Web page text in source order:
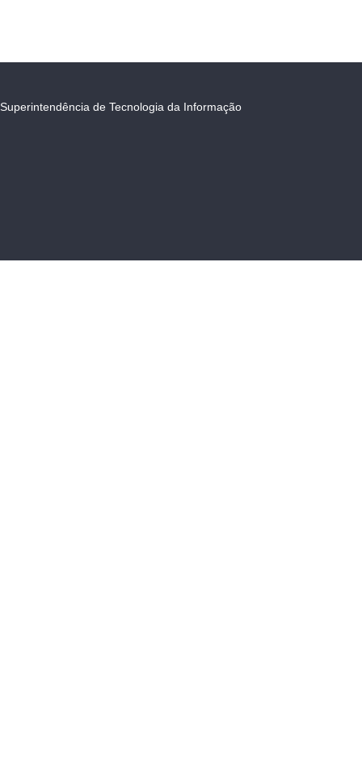
Superintendência de Tecnologia da Informação